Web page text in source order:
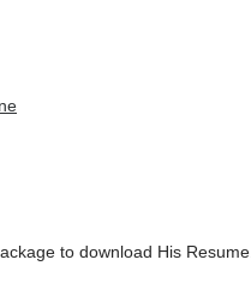
to download His Resume.